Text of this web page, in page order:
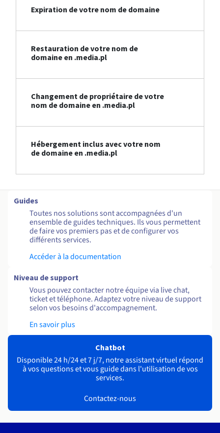
Expiration de votre nom de domaine
Restauration de votre nom de
domaine en .media.pl
Changement de propriétaire de votre
nom de domaine en .media.pl
Hébergement inclus avec votre nom
de domaine en .media.pl
Guides
Toutes nos solutions sont accompagnées d'un
ensemble de guides techniques. Ils vous permettent
de faire vos premiers pas et de configurer vos
différents services.
Accéder à la documentation
Niveau de support
Vous pouvez contacter notre équipe via live chat,
ticket et téléphone. Adaptez votre niveau de support
selon vos besoins d'accompagnement.
En savoir plus
Chatbot
Disponible 24 h/24 et 7 j/7, notre assistant virtuel répond
à vos questions et vous guide dans l'utilisation de vos
services.
Contactez-nous